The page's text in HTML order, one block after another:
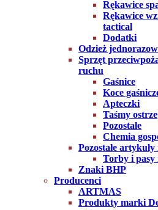
Rękawice
Rękawice
tactical
Dodatki
Odzież
Sprzęt
ruchu
Gaśnice
Koce
Apteczki
Taśmy
Pozostałe
Chemia
Pozostałe
Torby i pasy
Znaki BHP
Producenci
ARTMAS
Produkty marki